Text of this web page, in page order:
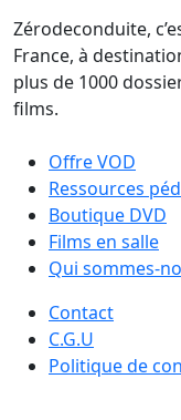
Zérodeconduite,
France, à
plus de 1000
films.
Offre VOD
Ressources
Boutique DVD
Films en salle
Qui sommes-
Contact
C.G.U
Politique de